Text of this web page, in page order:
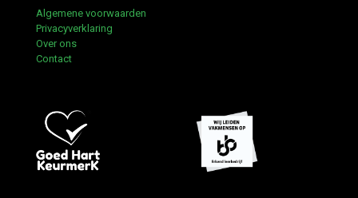
Algemene voorwaarden
Privacyverklaring
Over ons
Contact